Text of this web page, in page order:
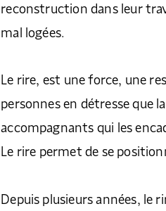
reconstruction dans leur
mal logées.
Le rire, est une force, une
personnes en détresse que
accompagnants qui les
Le rire permet de se
Depuis plusieurs années, le